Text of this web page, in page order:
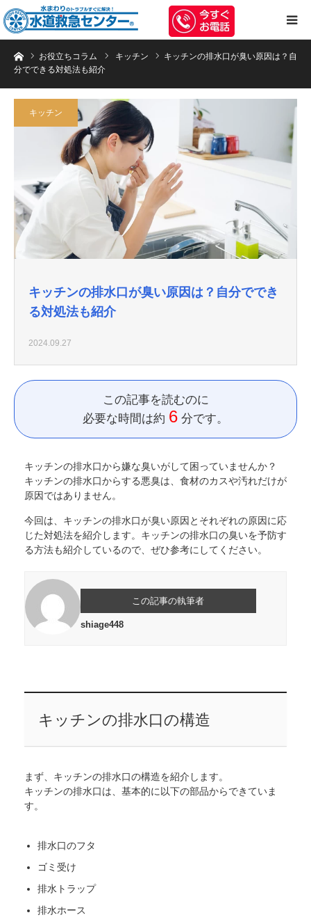
トイレのつまり・水漏れ等、水まわりのトラブルは水道救急センターへお任
お役立ちコラム キッチン
キッチンの排水口が臭い原因は？自
分でできる対処法も紹介
キッチン
キッチンの排水口が臭い原因は？自分ででき
る対処法も紹介
2024.09.27
この記事を読むのに
必要な時間は約 6 分です。
キッチンの排水口から嫌な臭いがして困っていませんか？
キッチンの排水口からする悪臭は、食材のカスや汚れだけが
原因ではありません。
今回は、キッチンの排水口が臭い原因とそれぞれの原因に応
じた対処法を紹介します。キッチンの排水口の臭いを予防す
る方法も紹介しているので、ぜひ参考にしてください。
この記事の執筆者
shiage448
キッチンの排水口の構造
まず、キッチンの排水口の構造を紹介します。
キッチンの排水口は、基本的に以下の部品からできていま
す。
排水口のフタ
ゴミ受け
排水トラップ
排水ホース